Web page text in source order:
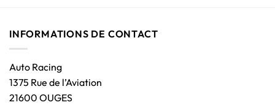
INFORMATIONS DE CONTACT
Auto Racing
1375 Rue de l’Aviation
21600 OUGES